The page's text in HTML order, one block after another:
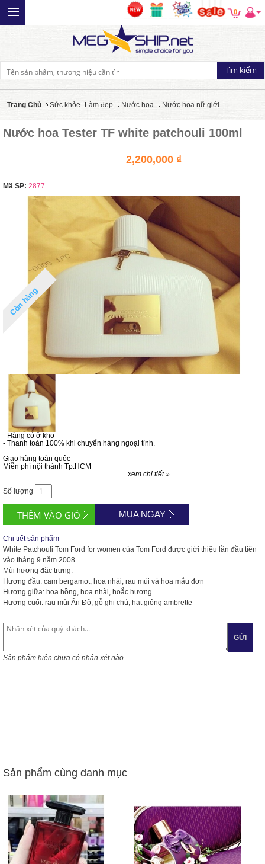
0
Trang Chủ Sức khỏe -Làm đẹp Nước hoa Nước hoa nữ giới
Nước hoa Tester TF white patchouli 100ml
2,200,000 ₫
Mã SP: 2877
Còn hàng
- Hàng có ở kho
- Thanh toán 100% khi chuyển hàng ngoại tỉnh.
Giao hàng toàn quốc
Miễn phí nội thành Tp.HCM
xem chi tiết »
Số lượng
MUA NGAY
Chi tiết sản phẩm
White Patchouli Tom Ford for women của Tom Ford được giới thiệu lần đầu tiên
vào tháng 9 năm 2008.
Mùi hương đặc trưng:
Hương đầu: cam bergamot, hoa nhài, rau mùi và hoa mẫu đơn
Hương giữa: hoa hồng, hoa nhài, hoắc hương
Hương cuối: rau mùi Ấn Độ, gỗ ghi chú, hạt giống ambrette
GỬI
Sản phẩm hiện chưa có nhận xét nào
Sản phẩm cùng danh mục